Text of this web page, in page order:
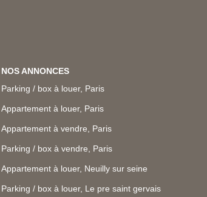
NOS ANNONCES
Parking / box à louer, Paris
Appartement à louer, Paris
Appartement à vendre, Paris
Parking / box à vendre, Paris
Appartement à louer, Neuilly sur seine
Parking / box à louer, Le pre saint gervais